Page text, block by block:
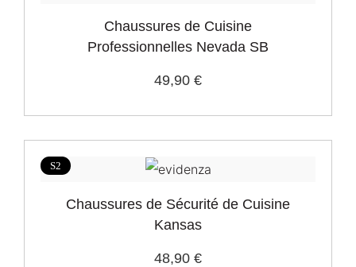
Chaussures de Cuisine
Professionnelles Nevada SB
49,90 €
S2
Chaussures de Sécurité de Cuisine
Kansas
48,90 €